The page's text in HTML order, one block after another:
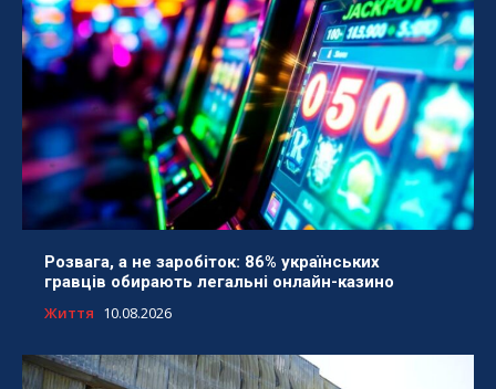
Розвага, а не заробіток: 86% українських
гравців обирають легальні онлайн-казино
Життя 10.08.2026